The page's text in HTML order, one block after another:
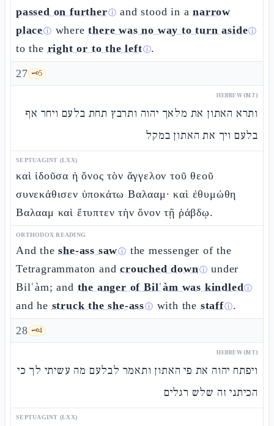
passed on furtherⓘ and stood in anarrow
placeⓘ wherethere was no way to turn asideⓘ
to the right or to the leftⓘ.
27 🗝️5
HEBREW (MT)
ותרא האתון את מלאך יהוה ותרבץ תחת בלעם ויחר אף
בלעם ויך את האתון במקל
SEPTUAGINT (LXX)
καὶ ἰδοῦσα ἡ ὄνος τὸν ἄγγελον τοῦ θεοῦ
συνεκάθισεν ὑποκάτω Βαλααμ· καὶ ἐθυμώθη
Βαλααμ καὶ ἔτυπτεν τὴν ὄνον τῇ ῥάβδῳ.
ORTHODOX READING
And theshe-ass sawⓘ the messenger of the
Tetragrammaton andcrouched downⓘ under
Bilʿàm; and the anger of Bilʿàm was kindledⓘ
and he struck the she-assⓘ with the staffⓘ.
28 🗝️4
HEBREW (MT)
ויפתח יהוה את פי האתון ותאמר לבלעם מה עשיתי לך כי
הכיתני זה שלש רגלים
SEPTUAGINT (LXX)